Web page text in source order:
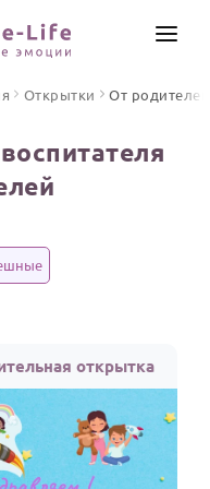
Открытки От родителей
открытка